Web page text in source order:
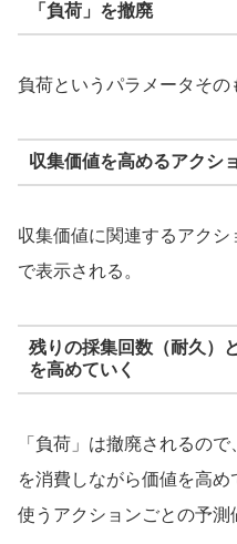
「負荷」を撤廃
負荷というパラメータその
収集価値を高めるアクシ
収集価値に関連するアク
で表示される。
残りの採集回数（耐久）
を高めていく
「負荷」は撤廃されるの
を消費しながら価値を高め
使うアクションごとの予測